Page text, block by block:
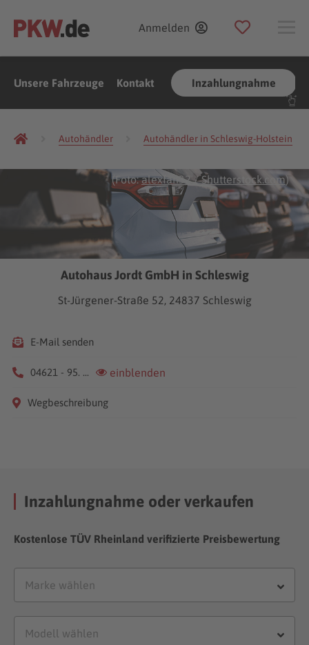
Anmelden
Unsere Fahrzeuge Kontakt Inzahlungnahme
Autohändler Autohändler in Schleswig-Holstein
(Foto:alexfan32/Shutterstock.com)
Autohaus Jordt GmbH in Schleswig
St-Jürgener-Straße 52, 24837 Schleswig
E-Mail senden
04621 - 95. ... einblenden
Wegbeschreibung
Inzahlungnahme oder verkaufen
Kostenlose TÜV Rheinland verifizierte Preisbewertung